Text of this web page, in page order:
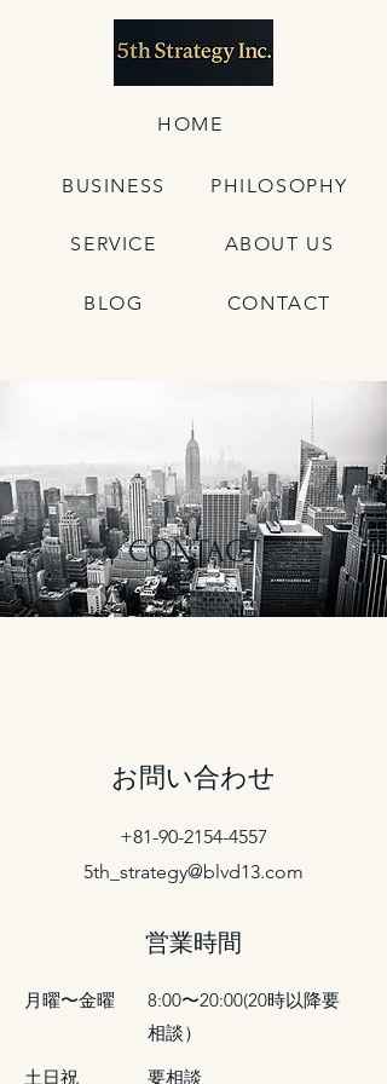
HOME
PHILOSOPHY
ABOUT US
BLOG
SERVICE
CONTACT
BUSINESS
CONTACT
お問い合わせ
+81-90-2154-4557
5th_strategy@blvd13.com
営業時間
月曜〜金曜
​8:00〜20:00(20時以降要
相談）
​土日祝
​要相談